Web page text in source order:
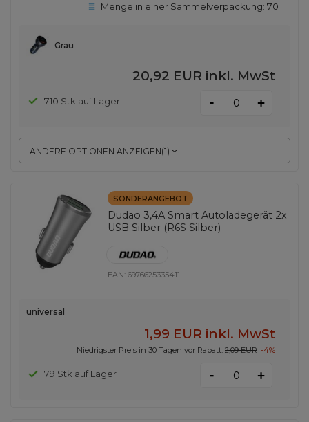
Menge in einer Sammelverpackung:70
ANDERE OPTIONEN ANZEIGEN(1)
Grau
20,92 EUR inkl. MwSt
710 Stk auf Lager - +
SONDERANGEBOT
Dudao 3,4A Smart Autoladegerät 2x
USB Silber (R6S Silber)
EAN:6976625335411
universal
1,99 EUR inkl. MwSt
Niedrigster Preis in 30 Tagen vor Rabatt: 2,09 EUR -4%
79 Stk auf Lager - +